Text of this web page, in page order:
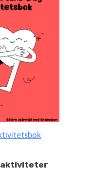
aktiviteter